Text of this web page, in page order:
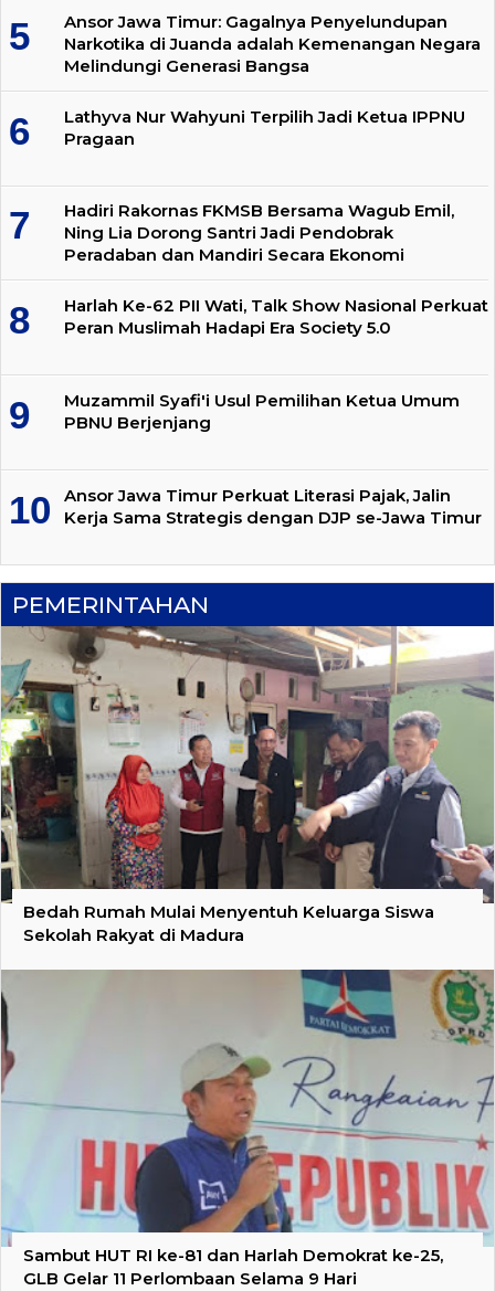
Ansor Jawa Timur: Gagalnya Penyelundupan
Narkotika di Juanda adalah Kemenangan Negara
Melindungi Generasi Bangsa
Lathyva Nur Wahyuni Terpilih Jadi Ketua IPPNU
Pragaan
Hadiri Rakornas FKMSB Bersama Wagub Emil,
Ning Lia Dorong Santri Jadi Pendobrak
Peradaban dan Mandiri Secara Ekonomi
Harlah Ke-62 PII Wati, Talk Show Nasional Perkuat
Peran Muslimah Hadapi Era Society 5.0
Muzammil Syafi'i Usul Pemilihan Ketua Umum
PBNU Berjenjang
Ansor Jawa Timur Perkuat Literasi Pajak, Jalin
Kerja Sama Strategis dengan DJP se-Jawa Timur
PEMERINTAHAN
Bedah Rumah Mulai Menyentuh Keluarga Siswa
Sekolah Rakyat di Madura
Sambut HUT RI ke-81 dan Harlah Demokrat ke-25,
GLB Gelar 11 Perlombaan Selama 9 Hari